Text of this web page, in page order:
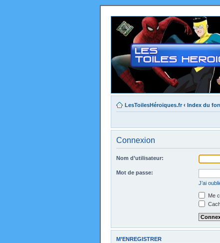
LesToilesHéroïques.fr ‹ Index du
Connexion
Nom d’utilisateur:
Mot de passe:
J’ai
Me
M’ENREGISTRER